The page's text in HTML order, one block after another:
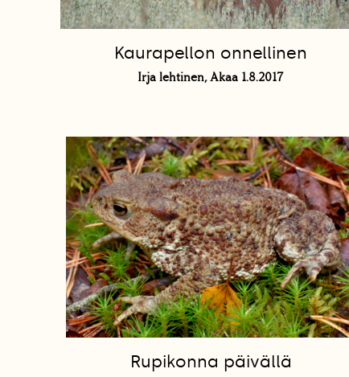
Kaurapellon onnellinen
Irja lehtinen, Akaa 1.8.2017
Rupikonna päivällä